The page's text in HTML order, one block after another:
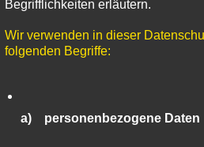
Begrifflichkeiten erläutern.
Wir verwenden in dieser
folgenden Begriffe:
a) personenbezogene Daten